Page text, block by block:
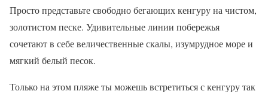
Просто представьте свободно бегающих кенгуру на чистом,
золотистом песке. Удивительные линии побережья
сочетают в себе величественные скалы, изумрудное море и
мягкий белый песок.
Только на этом пляже ты можешь встретиться с кенгуру так